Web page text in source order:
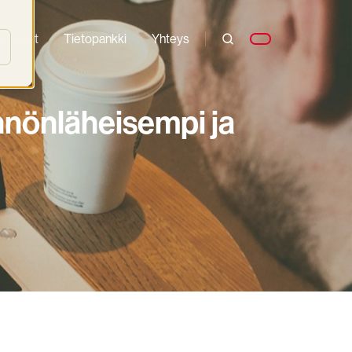
Tietopankki Yhteys
ja